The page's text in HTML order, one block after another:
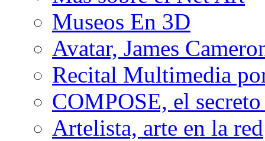
Museos En 3D
Avatar, James
Recital Multimedia
COMPOSE, el
Artelista, arte en la red